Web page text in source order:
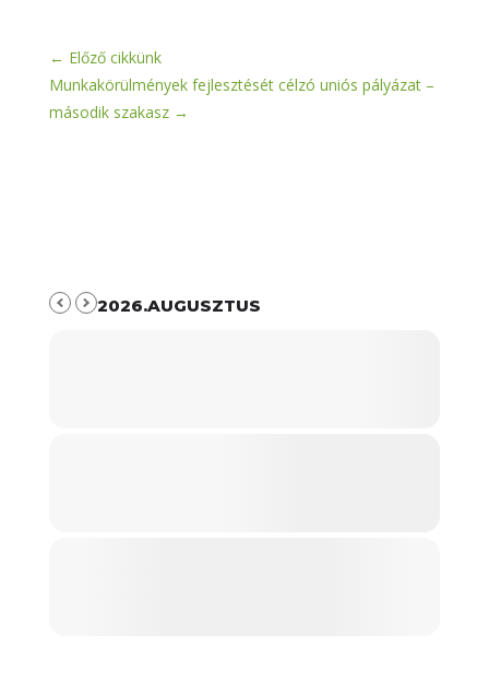
← Előző cikkünk
Munkakörülmények fejlesztését célzó uniós pályázat –
második szakasz→
2026.AUGUSZTUS